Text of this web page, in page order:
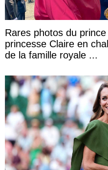
Rares photos du
princesse Claire en
de la famille royale ...